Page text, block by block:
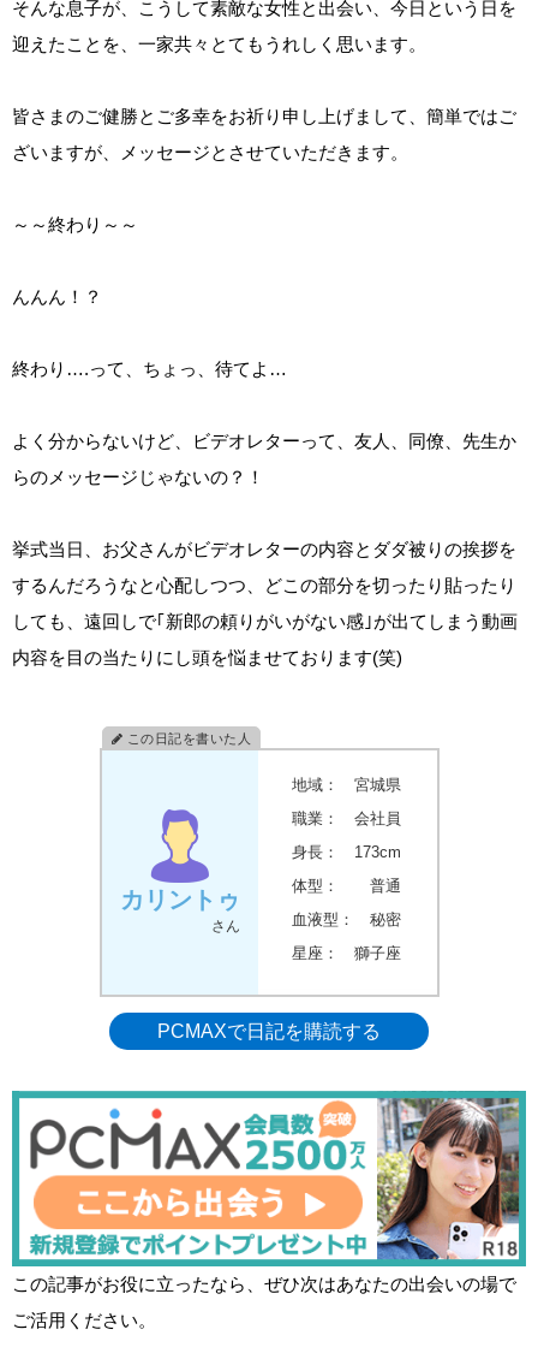
そんな息子が、こうして素敵な女性と出会い、今日という日を
迎えたことを、一家共々とてもうれしく思います。
皆さまのご健勝とご多幸をお祈り申し上げまして、簡単ではご
ざいますが、メッセージとさせていただきます。
～～終わり～～
んんん！？
終わり….って、ちょっ、待てよ…
よく分からないけど、ビデオレターって、友人、同僚、先生か
らのメッセージじゃないの？！
挙式当日、お父さんがビデオレターの内容とダダ被りの挨拶を
するんだろうなと心配しつつ、どこの部分を切ったり貼ったり
しても、遠回しで｢新郎の頼りがいがない感｣が出てしまう動画
内容を目の当たりにし頭を悩ませております(笑)
カリントゥ
さん
地域：
宮城県
職業：
会社員
身長：
173cm
体型：
普通
血液型：
秘密
星座：
獅子座
PCMAXで日記を購読する
この記事がお役に立ったなら、ぜひ次はあなたの出会いの場で
ご活用ください。